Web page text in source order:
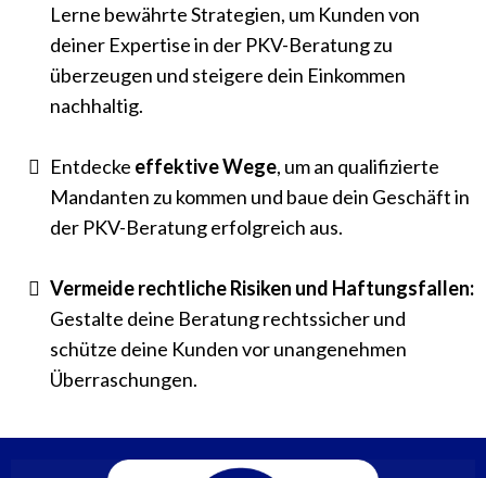
Lerne bewährte Strategien, um Kunden von
deiner Expertise in der PKV-Beratung zu
überzeugen und steigere dein Einkommen
nachhaltig.
​Entdecke effektive Wege, um an qualifizierte
Mandanten zu kommen und baue dein Geschäft in
der PKV-Beratung erfolgreich aus.
Vermeide rechtliche Risiken und Haftungsfallen:
Gestalte deine Beratung rechtssicher und
schütze deine Kunden vor unangenehmen
Überraschungen.